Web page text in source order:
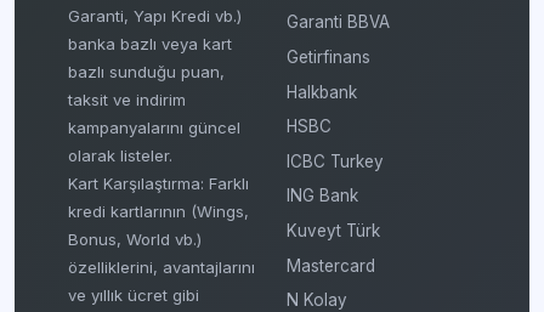
Garanti, Yapı Kredi vb.)
banka bazlı veya kart
bazlı sunduğu puan,
taksit ve indirim
kampanyalarını güncel
olarak listeler.
Kart Karşılaştırma: Farklı
kredi kartlarının (Wings,
Bonus, World vb.)
özelliklerini, avantajlarını
ve yıllık ücret gibi
Garanti BBVA
Getirfinans
Halkbank
HSBC
ICBC Turkey
ING Bank
Kuveyt Türk
Mastercard
N Kolay